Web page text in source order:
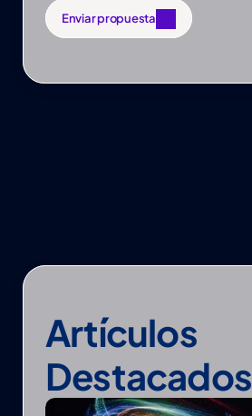
Enviar propuesta
Enviar propuesta
Artículos
Destacados